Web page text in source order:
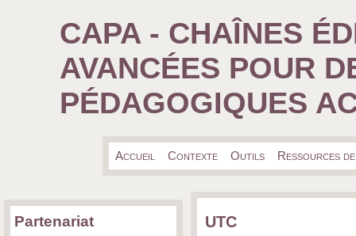
CAPA - CHAÎNES
AVANCÉES POUR
PÉDAGOGIQUES
Accueil Contexte Outils Ressources
UTC
Partenariat